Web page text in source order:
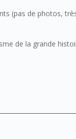
(pas de photos,
de la grande